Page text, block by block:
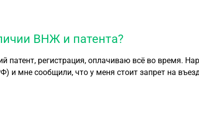
ВНЖ и патента?
регистрация, оплачиваю всё во время.
мне сообщили, что у меня стоит запрет на
я должна покинуть страну в течение 3х дней.